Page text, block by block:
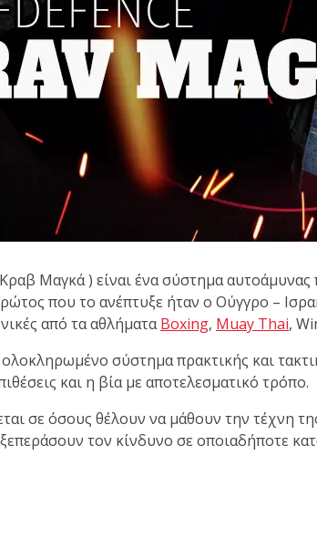
τον Grand Master Reyson Gracie στο Fight
Club Galatsi!
προπονητής Reyson Gracie Red Belt
BJJ για λίγους, στο Fight Club Galatsi..!
Μαγκά ) είναι ένα σύστημα
που το ανέπτυξε ήταν ο Ούγγρο –
από τα αθλήματαBoxing, Muay Thai,
ολοκληρωμένο σύστημα πρακτικής και
και η βία με αποτελεσματικό τρόπο.
σε όσους θέλουν να μάθουν την τέχνη
τον κίνδυνο σε οποιαδήποτε